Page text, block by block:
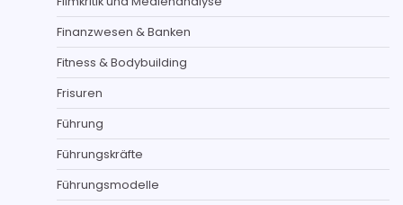
Finanzwesen & Banken
Fitness & Bodybuilding
Frisuren
Führung
Führungskräfte
Führungsmodelle